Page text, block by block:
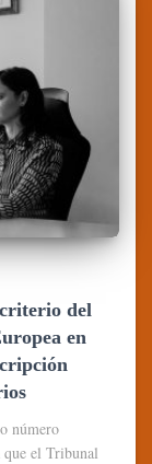
del
en
número
el Tribunal